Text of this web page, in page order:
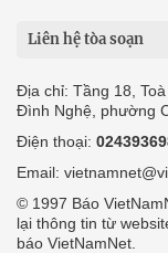
Liên hệ tòa soạn
Địa chỉ: Tầng 18,
Đình Nghệ, phường
Điện thoại:
Email:
© 1997 Báo
lại thông tin từ
báo VietNamNet.